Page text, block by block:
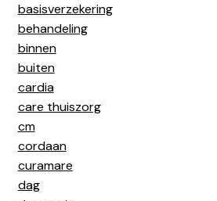
basisverzekering
behandeling
binnen
buiten
cardia
care thuiszorg
cm
cordaan
curamare
dag